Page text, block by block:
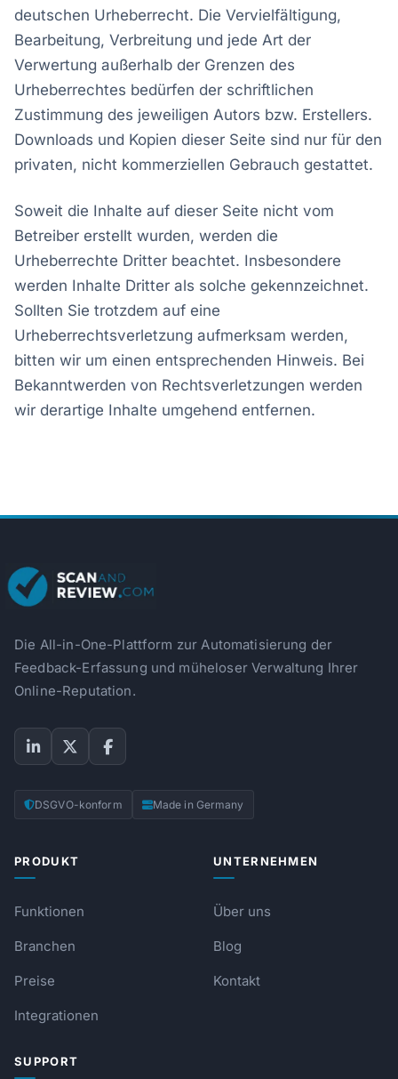
deutschen Urheberrecht. Die Vervielfältigung,
Bearbeitung, Verbreitung und jede Art der
Verwertung außerhalb der Grenzen des
Urheberrechtes bedürfen der schriftlichen
Zustimmung des jeweiligen Autors bzw. Erstellers.
Downloads und Kopien dieser Seite sind nur für den
privaten, nicht kommerziellen Gebrauch gestattet.
Soweit die Inhalte auf dieser Seite nicht vom
Betreiber erstellt wurden, werden die
Urheberrechte Dritter beachtet. Insbesondere
werden Inhalte Dritter als solche gekennzeichnet.
Sollten Sie trotzdem auf eine
Urheberrechtsverletzung aufmerksam werden,
bitten wir um einen entsprechenden Hinweis. Bei
Bekanntwerden von Rechtsverletzungen werden
wir derartige Inhalte umgehend entfernen.
Die All-in-One-Plattform zur Automatisierung der
Feedback-Erfassung und müheloser Verwaltung Ihrer
Online-Reputation.
DSGVO-konform Made in Germany
PRODUKT
Funktionen
Branchen
Preise
Integrationen
UNTERNEHMEN
Über uns
Blog
Kontakt
SUPPORT